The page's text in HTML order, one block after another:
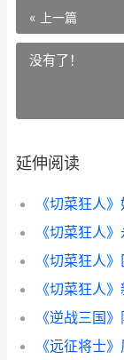
« 上一篇
没有了！
延伸阅读
《切菜狂人
《切菜狂人
《切菜狂人
《远征将士